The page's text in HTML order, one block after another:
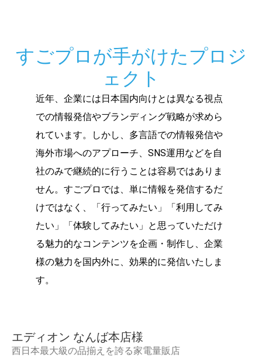
すごプロが手がけたプロジ
ェクト
近年、企業には日本国内向けとは異なる視点
での情報発信やブランディング戦略が求めら
れています。しかし、多言語での情報発信や
海外市場へのアプローチ、SNS運用などを自
社のみで継続的に行うことは容易ではありま
せん。すごプロでは、単に情報を発信するだ
けではなく、「行ってみたい」「利用してみ
たい」「体験してみたい」と思っていただけ
る魅力的なコンテンツを企画・制作し、企業
様の魅力を国内外に、効果的に発信いたしま
す。
エディオン なんば本店様
西日本最大級の品揃えを誇る家電量販店